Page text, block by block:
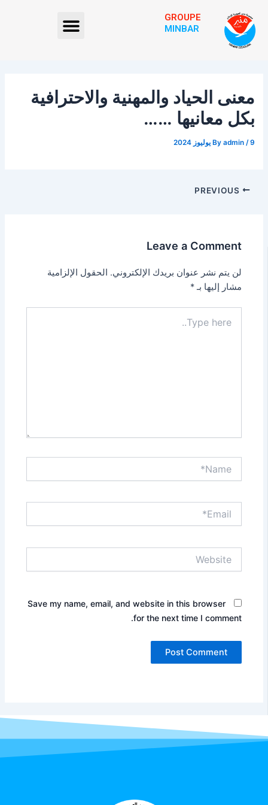
content
GROUPE
MINBAR
Menu
معنى الحياد والمهنية والاحترافية
بكل معانيها ……
By admin /9 يوليوز 2024
navigation
Leave a Comment
لن يتم نشر عنوان بريدك الإلكتروني. الحقول الإلزامية
مشار إليها بـ*
here..
Save my name, email, and website in this browser
for the next time I comment.